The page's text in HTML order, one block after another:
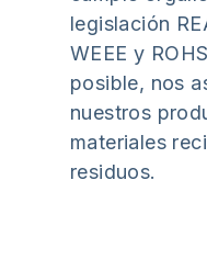
legislación
WEEE y
posible, nos
nuestros
materiales
residuos.